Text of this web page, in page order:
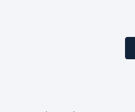
eta ingurumena